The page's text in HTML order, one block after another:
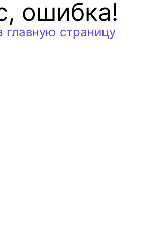
ошибка!
страницу